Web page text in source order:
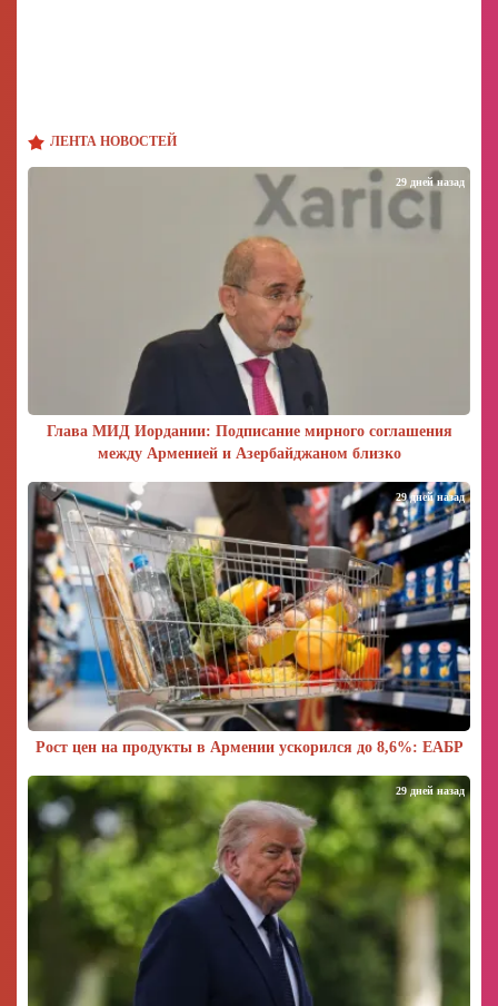
ЛЕНТА НОВОСТЕЙ
Глава МИД Иордании: Подписание мирного соглашения
между Арменией и Азербайджаном близко
29 дней назад
Рост цен на продукты в Армении ускорился до 8,6%: ЕАБР
29 дней назад
29 дней назад